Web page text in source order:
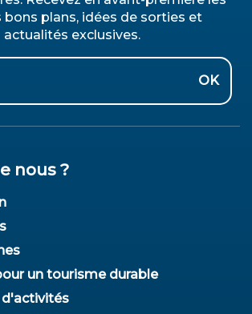
bons plans, idées de sorties et
actualités exclusives.
OK
nous ?
un tourisme durable